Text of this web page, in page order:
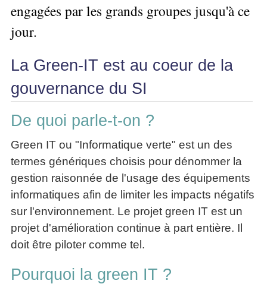
Le
processus
de
La
en
équipe
Les
Techniques
de
décision
Tous
les
articles
»»»
DSI
par
l'entraide ?
les
Efficacité
»»»
»»»
Projet
Entrepreneuriat
Tous
articles
Cours
»»»
▶
ebook
et
PDF
management
PDF
Entrepreneuriat
ebook
Perfonomique
engagées par les grands groupes jusqu'à ce
jour.
La Green-IT est au coeur de la
gouvernance du SI
De quoi parle-t-on ?
Green IT ou "Informatique verte" est un des
termes génériques choisis pour dénommer la
gestion raisonnée de l'usage des équipements
informatiques afin de limiter les impacts négatifs
sur l'environnement. Le projet green IT est un
projet d'amélioration continue à part entière. Il
doit être piloter comme tel.
Pourquoi la green IT ?